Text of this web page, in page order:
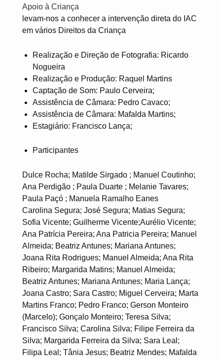
Apoio à Criança
levam-nos a conhecer a intervenção direta do IAC
em vários Direitos da Criança
Realização e Direção de Fotografia: Ricardo
Nogueira
Realização e Produção: Raquel Martins
Captação de Som: Paulo Cerveira;
Assistência de Câmara: Pedro Cavaco;
Assistência de Câmara: Mafalda Martins;
Estagiário: Francisco Lança;
Participantes
Dulce Rocha; Matilde Sirgado ; Manuel Coutinho;
Ana Perdigão ; Paula Duarte ; Melanie Tavares;
Paula Paçó ; Manuela Ramalho Eanes
Carolina Segura; José Segura; Matias Segura;
Sofia Vicente; Guilherme Vicente;Aurélio Vicente;
Ana Patrícia Pereira; Ana Patricia Pereira; Manuel
Almeida; Beatriz Antunes; Mariana Antunes;
Joana Rita Rodrigues; Manuel Almeida; Ana Rita
Ribeiro; Margarida Matins; Manuel Almeida;
Beatriz Antunes; Mariana Antunes; Maria Lança;
Joana Castro; Sara Castro; Miguel Cerveira; Marta
Martins Franco; Pedro Franco; Gerson Monteiro
(Marcelo); Gonçalo Monteiro; Teresa Silva;
Francisco Silva; Carolina Silva; Filipe Ferreira da
Silva; Margarida Ferreira da Silva; Sara Leal;
Filipa Leal; Tânia Jesus; Beatriz Mendes; Mafalda